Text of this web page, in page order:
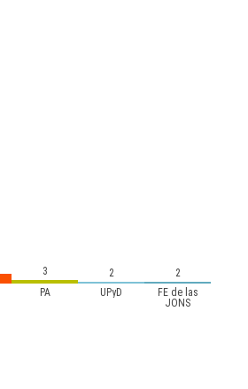
PA UPyD
FE de las
JONS
3 2 2